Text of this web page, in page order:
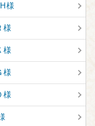
様
様
様
様
様